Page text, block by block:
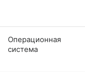
Операционная
система